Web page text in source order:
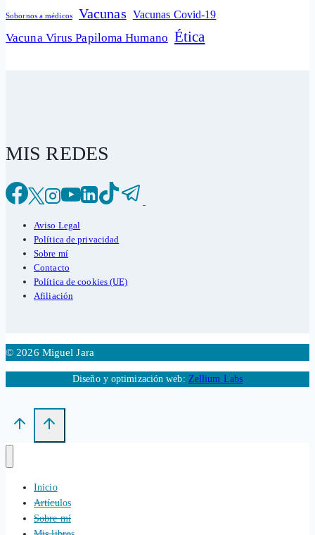
Sobornos a médicos Vacunas Vacunas Covid-19
Vacuna Virus Papiloma Humano Ética
MIS REDES
Aviso Legal
Política de privacidad
Sobre mí
Contacto
Política de cookies (UE)
Afiliación
© 2026 Miguel Jara
Diseño y optimización web: Zellium Labs
Inicio
Artículos
Sobre mí